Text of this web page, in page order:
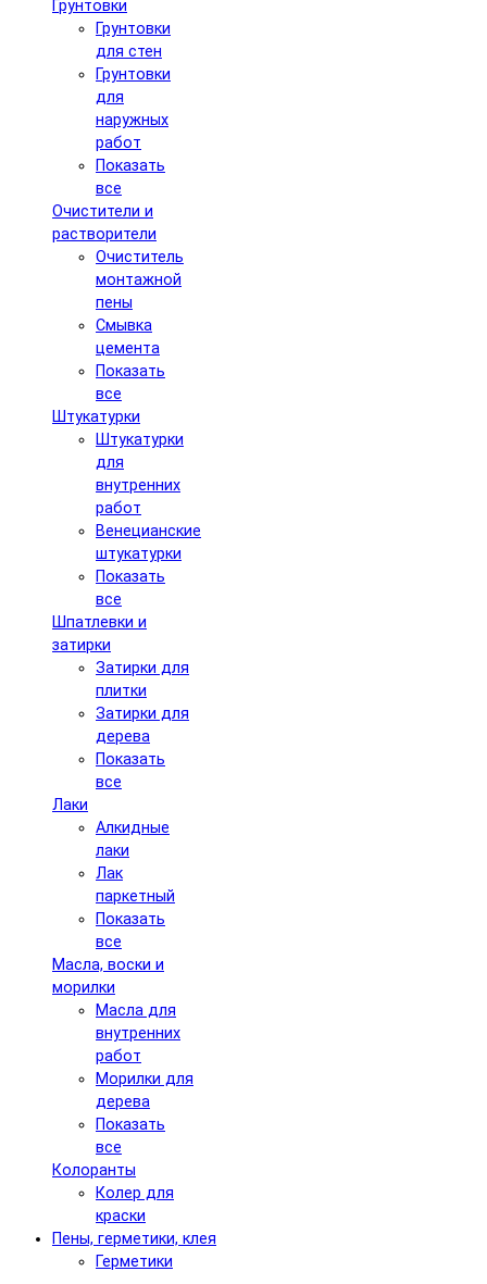
Грунтовки
Грунтовки
для стен
Грунтовки
для
наружных
работ
Показать
все
Очистители и
растворители
Очиститель
монтажной
пены
Смывка
цемента
Показать
все
Штукатурки
Штукатурки
для
внутренних
работ
Венецианские
штукатурки
Показать
все
Шпатлевки и
затирки
Затирки для
плитки
Затирки для
дерева
Показать
все
Лаки
Алкидные
лаки
Лак
паркетный
Показать
все
Масла, воски и
морилки
Масла для
внутренних
работ
Морилки для
дерева
Показать
все
Колоранты
Колер для
краски
Пены, герметики, клея
Герметики